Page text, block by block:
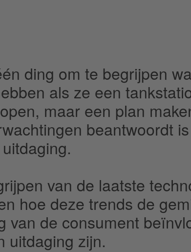
ding om te begrijpen
als ze een
maar een plan
beantwoordt
van de laatste
hoe deze trends de
van de consument
uitdaging zijn.